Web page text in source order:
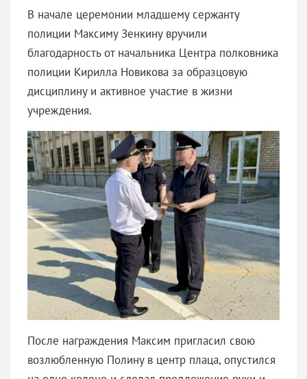
В начале церемонии младшему сержанту
полиции Максиму Зенкину вручили
благодарность от начальника Центра полковника
полиции Кирилла Новикова за образцовую
дисциплину и активное участие в жизни
учреждения.
После награждения Максим пригласил свою
возлюбленную Полину в центр плаца, опустился